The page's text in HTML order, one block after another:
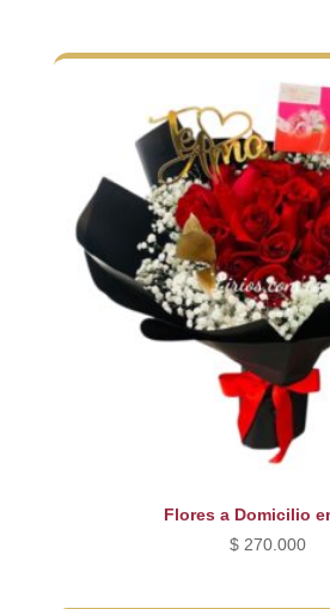
Flores a Domicilio
$270.000